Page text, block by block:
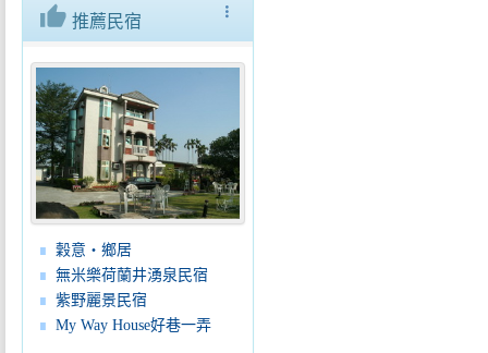
more_vert
thumb_up 推薦民宿
穀意‧鄉居
無米樂荷蘭井湧泉民宿
紫野麗景民宿
My Way House好巷一弄